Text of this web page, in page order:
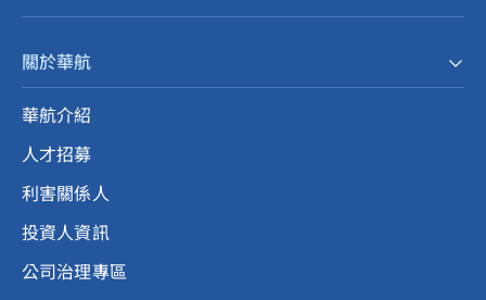
關於華航
華航介紹
人才招募
利害關係人
投資人資訊
公司治理專區